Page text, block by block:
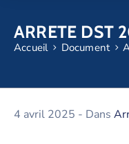
ARRETE DST
Accueil Document
4 avril 2025 - Dans